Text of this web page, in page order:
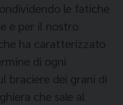
le fatiche
e per il nostro
ha caratterizzato
di ogni
braciere dei grani di
che sale al